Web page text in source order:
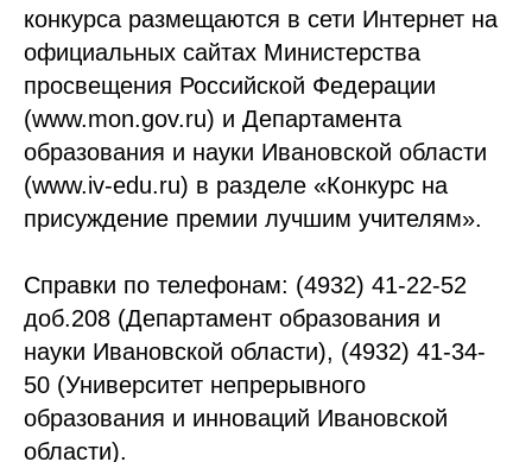
конкурса размещаются в сети Интернет на
официальных сайтах Министерства
просвещения Российской Федерации
(www.mon.gov.ru) и Департамента
образования и науки Ивановской области
(www.iv-edu.ru) в разделе «Конкурс на
присуждение премии лучшим учителям».
Справки по телефонам: (4932) 41-22-52
доб.208 (Департамент образования и
науки Ивановской области), (4932) 41-34-
50 (Университет непрерывного
образования и инноваций Ивановской
области).